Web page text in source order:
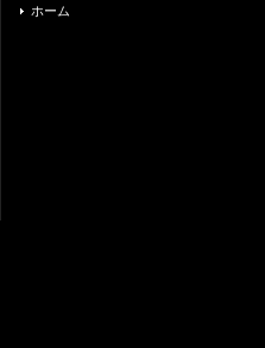
ホーム